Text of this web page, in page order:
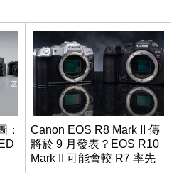
：
Canon EOS R8 Mark II 傳
將於 9 月發表？EOS R10
Mark II 可能會較 R7 率先
推出